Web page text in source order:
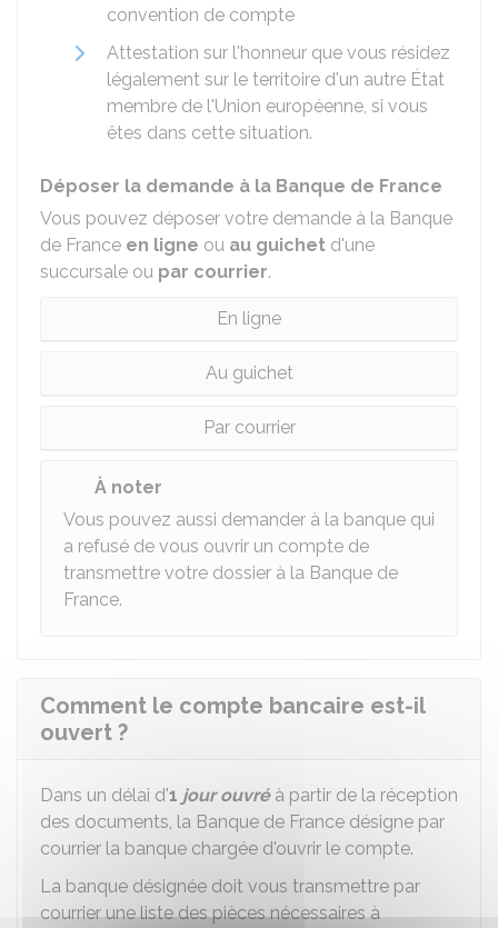
convention de compte
Attestation sur l'honneur que vous résidez
légalement sur le territoire d'un autre État
membre de l'Union européenne, si vous
êtes dans cette situation.
Déposer la demande à la Banque de France
Vous pouvez déposer votre demande à la Banque
de France en ligne ou au guichet d'une
succursale ou par courrier.
En ligne
Au guichet
Par courrier
À noter
Vous pouvez aussi demander à la banque qui
a refusé de vous ouvrir un compte de
transmettre votre dossier à la Banque de
France.
Comment le compte bancaire est-il
ouvert ?
Dans un délai d'1 jour ouvréà partir de la réception
des documents, la Banque de France désigne par
courrier la banque chargée d'ouvrir le compte.
La banque désignée doit vous transmettre par
courrier une liste des pièces nécessaires à